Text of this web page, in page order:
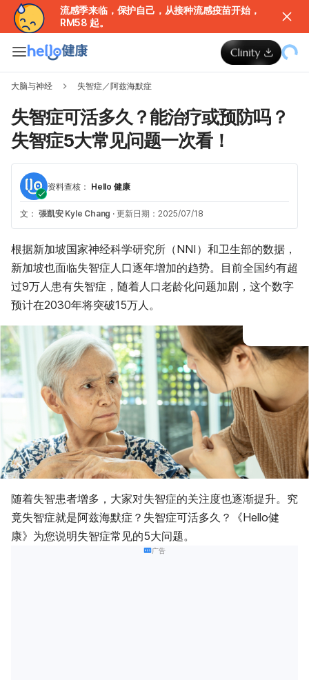
流感季来临，保护自己，从接种流感疫苗开始，
RM58 起。
大脑与神经 失智症／阿兹海默症
失智症可活多久？能治疗或预防吗？
失智症5大常见问题一次看！
资料查核： Hello 健康
文： 張凱安 Kyle Chang · 更新日期：2025/07/18
根据新加坡国家神经科学研究所（NNI）和卫生部的数据，
新加坡也面临失智症人口逐年增加的趋势。目前全国约有超
过9万人患有失智症，随着人口老龄化问题加剧，这个数字
预计在2030年将突破15万人。
随着失智患者增多，大家对失智症的关注度也逐渐提升。究
竟失智症就是阿兹海默症？失智症可活多久？《Hello健
康》为您说明失智症常见的5大问题。
广告